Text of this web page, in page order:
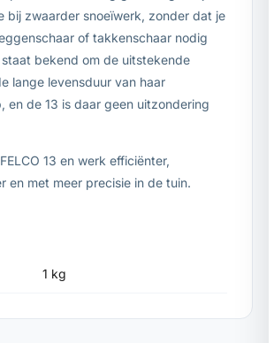
bij zwaarder snoeïwerk, zonder dat je
of takkenschaar nodig
staat bekend om de uitstekende
lange levensduur van haar
en de 13 is daar geen uitzondering
13 en werk efficiënter,
en met meer precisie in de tuin.
1 kg